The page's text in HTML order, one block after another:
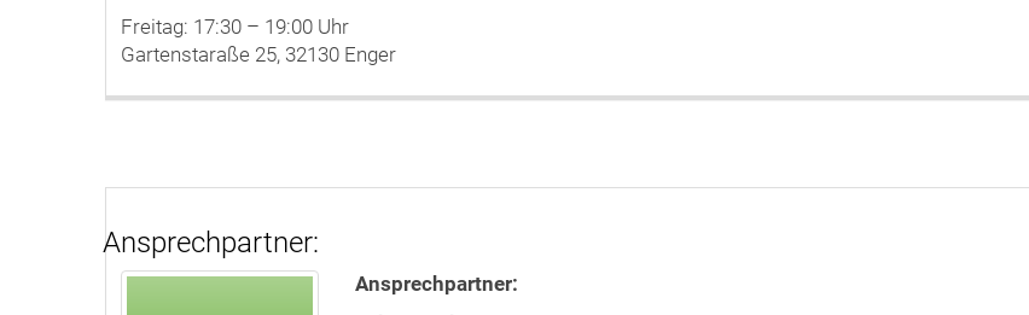
Freitag: 17:30 – 19:00 Uhr
Gartenstaraße 25, 32130 Enger
Ansprechpartner:
Ansprechpartner: